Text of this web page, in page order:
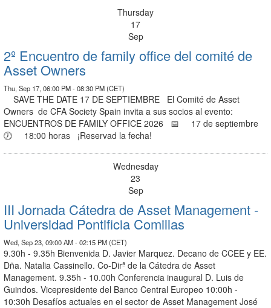
Thursday
17
Sep
2º Encuentro de family office del comité de
Asset Owners
Thu, Sep 17, 06:00 PM - 08:30 PM (CET)
SAVE THE DATE 17 DE SEPTIEMBRE El Comité de Asset
Owners de CFA Society Spain invita a sus socios al evento:
ENCUENTROS DE FAMILY OFFICE 2026 📅 17 de septiembre
🕖 18:00 horas ¡Reservad la fecha!
Wednesday
23
Sep
III Jornada Cátedra de Asset Management -
Universidad Pontificia Comillas
Wed, Sep 23, 09:00 AM - 02:15 PM (CET)
9.30h - 9.35h Bienvenida D. Javier Marquez. Decano de CCEE y EE.
Dña. Natalia Cassinello. Co-Dirª de la Cátedra de Asset
Management. 9.35h - 10.00h Conferencia inaugural D. Luis de
Guindos. Vicepresidente del Banco Central Europeo 10:00h -
10:30h Desafíos actuales en el sector de Asset Management José